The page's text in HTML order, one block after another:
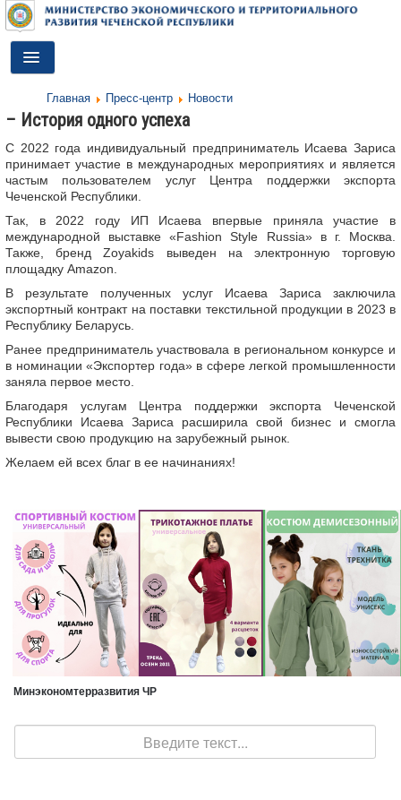
Toggle
Navigation
ДЕЯТЕЛЬНОСТЬ
О МИНИСТЕРСТВЕ
ДОКУМЕНТЫ
ПРЕСС-ЦЕНТР
ПРОТИВОДЕЙСТВИЕ КОРРУПЦИИ
АНТИТЕРРОР
КОНТАКТЫ
Главная Пресс-центр Новости
– История одного успеха
С 2022 года индивидуальный предприниматель Исаева Зариса
принимает участие в международных мероприятиях и является
частым пользователем услуг Центра поддержки экспорта
Чеченской Республики.
Так, в 2022 году ИП Исаева впервые приняла участие в
международной выставке «Fashion Style Russia» в г. Москва.
Также, бренд Zoyakids выведен на электронную торговую
площадку Amazon.
В результате полученных услуг Исаева Зариса заключила
экспортный контракт на поставки текстильной продукции в 2023 в
Республику Беларусь.
Ранее предприниматель участвовала в региональном конкурсе и
в номинации «Экспортер года» в сфере легкой промышленности
заняла первое место.
Благодаря услугам Центра поддержки экспорта Чеченской
Республики Исаева Зариса расширила свой бизнес и смогла
вывести свою продукцию на зарубежный рынок.
Желаем ей всех благ в ее начинаниях!
Минэкономтерразвития ЧР